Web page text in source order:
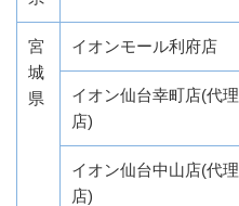
宮
城
県
イオンモール利府店
イオン仙台幸町店(代理
店)
イオン仙台中山店(代理
店)